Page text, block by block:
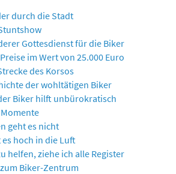
durch die Stadt
Gottesdienst für die Biker
im Wert von 25.000 Euro
des Korsos
der wohltätigen Biker
Biker hilft unbürokratisch
geht es nicht
hoch in die Luft
helfen, ziehe ich alle Register
Biker-Zentrum